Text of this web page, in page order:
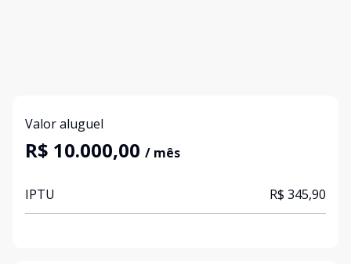
Valor aluguel
R$ 10.000,00 / mês
IPTU R$ 345,90